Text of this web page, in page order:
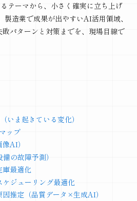
テーマから、小さく確実に立ち上げ
製造業で成果が出やすいAI活用領域、
パターンと対策までを、現場目線で
いま起きている変化）
ップ
AI）
の故障予測）
庫最適化
ジューリング最適化
推定（品質データ×生成AI）